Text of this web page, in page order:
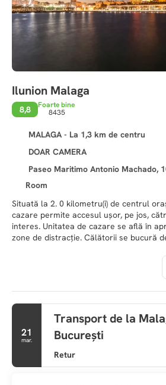
Ilunion Malaga
8,8
Foarte bine
8435
MALAGA - La 1,3 km de centru
DOAR CAMERA
Paseo Maritimo Antonio Machado,
Room
Situată la 2. 0 kilometru(i) de centrul
cazare permite accesul ușor, pe jos,
interes. Unitatea de cazare se află în
zone de distracție. Călătorii se bucură
la 500 metri de unitatea de cazare.
la 100 metri de mers pe jos de port.
total de 179 dormitoare. Conexiunea
disponibilă pentru un plus de confort şi
incinta oferă servicii de recepţie pe
suplimentare nu sunt disponibile la
care sosesc cu maşina vor aprecia
Ilunion Malaga. Această proprietate
practicilor durabile ecologice. Călătorii
confortul oferit de facilităţile de
21
mar.
Transport de la
București
Retur